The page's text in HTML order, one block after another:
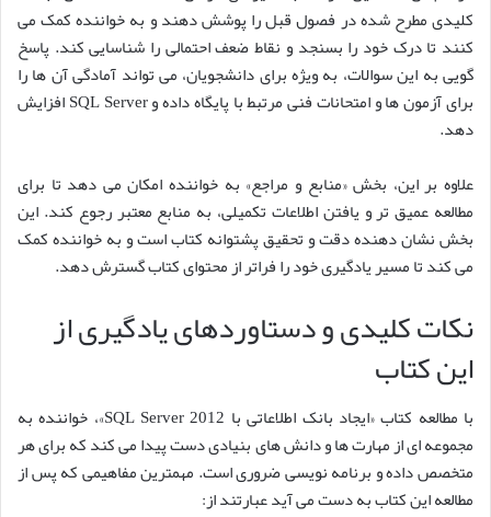
کلیدی مطرح شده در فصول قبل را پوشش دهند و به خواننده کمک می
کنند تا درک خود را بسنجد و نقاط ضعف احتمالی را شناسایی کند. پاسخ
گویی به این سوالات، به ویژه برای دانشجویان، می تواند آمادگی آن ها را
برای آزمون ها و امتحانات فنی مرتبط با پایگاه داده و SQL Server افزایش
دهد.
علاوه بر این، بخش «منابع و مراجع» به خواننده امکان می دهد تا برای
مطالعه عمیق تر و یافتن اطلاعات تکمیلی، به منابع معتبر رجوع کند. این
بخش نشان دهنده دقت و تحقیق پشتوانه کتاب است و به خواننده کمک
می کند تا مسیر یادگیری خود را فراتر از محتوای کتاب گسترش دهد.
نکات کلیدی و دستاوردهای یادگیری از
این کتاب
با مطالعه کتاب «ایجاد بانک اطلاعاتی با SQL Server 2012»، خواننده به
مجموعه ای از مهارت ها و دانش های بنیادی دست پیدا می کند که برای هر
متخصص داده و برنامه نویسی ضروری است. مهمترین مفاهیمی که پس از
مطالعه این کتاب به دست می آید عبارتند از: